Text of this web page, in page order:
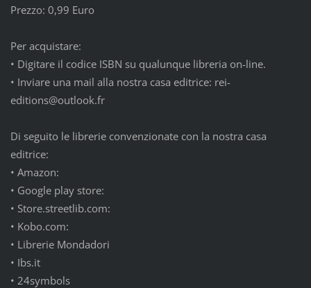
Prezzo: 0,99 Euro
Per acquistare:
• Digitare il codice ISBN su qualunque libreria on-line.
• Inviare una mail alla nostra casa editrice: rei-
editions@outlook.fr
Di seguito le librerie convenzionate con la nostra casa
editrice:
• Amazon:
• Google play store:
• Store.streetlib.com:
• Kobo.com:
• Librerie Mondadori
• Ibs.it
• 24symbols